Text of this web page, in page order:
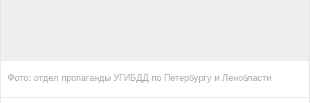
Фото: отдел пропаганды УГИБДД по Петербургу и Ленобласти